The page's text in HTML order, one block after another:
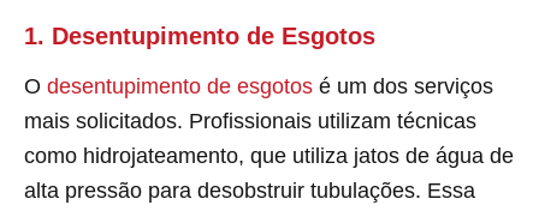
1. Desentupimento de Esgotos
O desentupimento de esgotos é um dos serviços
mais solicitados. Profissionais utilizam técnicas
como hidrojateamento, que utiliza jatos de água de
alta pressão para desobstruir tubulações. Essa